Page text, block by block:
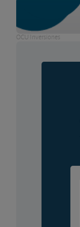
OCU Inversiones